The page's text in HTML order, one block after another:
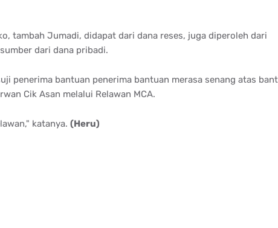
tambah Jumadi, didapat dari dana reses, juga diperoleh dari
dari dana pribadi.
penerima bantuan penerima bantuan merasa senang atas
Cik Asan melalui Relawan MCA.
katanya. (Heru)